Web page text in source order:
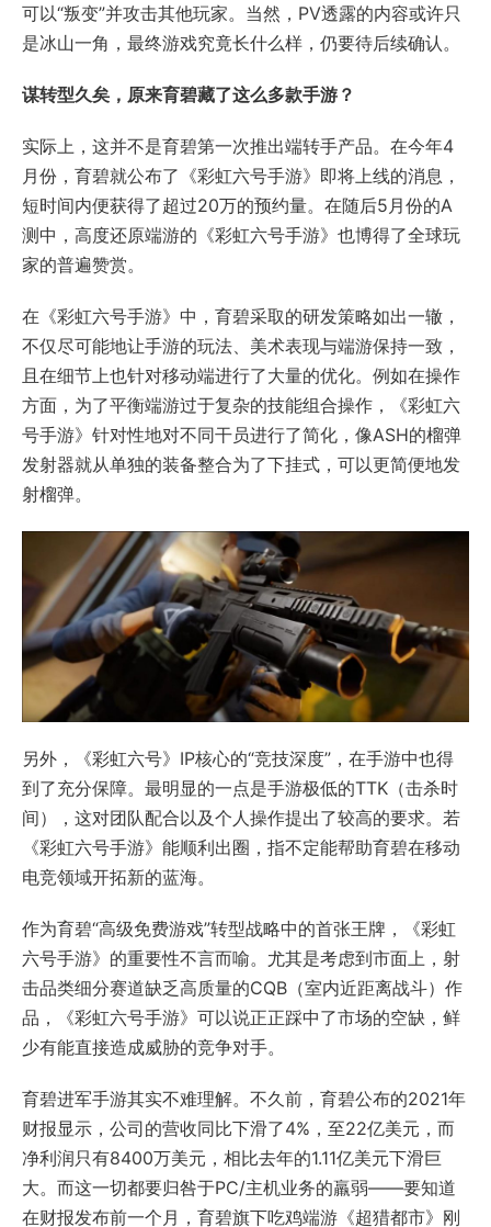
可以“叛变”并攻击其他玩家。当然，PV透露的内容或许只
是冰山一角，最终游戏究竟长什么样，仍要待后续确认。
谋转型久矣，原来育碧藏了这么多款手游？
实际上，这并不是育碧第一次推出端转手产品。在今年4
月份，育碧就公布了《彩虹六号手游》即将上线的消息，
短时间内便获得了超过20万的预约量。在随后5月份的A
测中，高度还原端游的《彩虹六号手游》也博得了全球玩
家的普遍赞赏。
在《彩虹六号手游》中，育碧采取的研发策略如出一辙，
不仅尽可能地让手游的玩法、美术表现与端游保持一致，
且在细节上也针对移动端进行了大量的优化。例如在操作
方面，为了平衡端游过于复杂的技能组合操作，《彩虹六
号手游》针对性地对不同干员进行了简化，像ASH的榴弹
发射器就从单独的装备整合为了下挂式，可以更简便地发
射榴弹。
另外，《彩虹六号》IP核心的“竞技深度”，在手游中也得
到了充分保障。最明显的一点是手游极低的TTK（击杀时
间），这对团队配合以及个人操作提出了较高的要求。若
《彩虹六号手游》能顺利出圈，指不定能帮助育碧在移动
电竞领域开拓新的蓝海。
作为育碧“高级免费游戏”转型战略中的首张王牌，《彩虹
六号手游》的重要性不言而喻。尤其是考虑到市面上，射
击品类细分赛道缺乏高质量的CQB（室内近距离战斗）作
品，《彩虹六号手游》可以说正正踩中了市场的空缺，鲜
少有能直接造成威胁的竞争对手。
育碧进军手游其实不难理解。不久前，育碧公布的2021年
财报显示，公司的营收同比下滑了4%，至22亿美元，而
净利润只有8400万美元，相比去年的1.11亿美元下滑巨
大。而这一切都要归咎于PC/主机业务的羸弱——要知道
在财报发布前一个月，育碧旗下吃鸡端游《超猎都市》刚